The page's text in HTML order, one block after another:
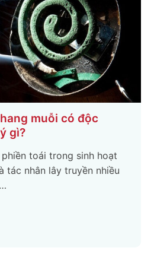
Cách phân biệt muỗi
và muỗi anophen
Trong môi trường sống hằng
côn trùng xuất hiện rất phổ biến
phải ai cũng biết …